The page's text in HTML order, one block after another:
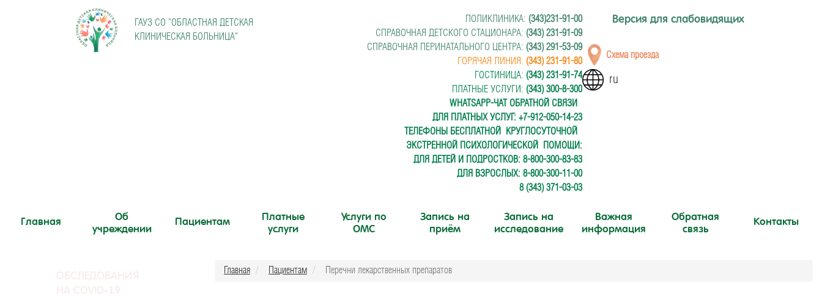
ГАУЗ СО "ОБЛАСТНАЯ ДЕТСКАЯ
КЛИНИЧЕСКАЯ БОЛЬНИЦА"
ПОЛИКЛИНИКА: (343)231-91-00
СПРАВОЧНАЯ ДЕТСКОГО СТАЦИОНАРА: (343) 231-91-09
СПРАВОЧНАЯ ПЕРИНАТАЛЬНОГО ЦЕНТРА: (343) 291-53-09
ГОРЯЧАЯ ЛИНИЯ: (343) 231-91-80
ГОСТИНИЦА: (343) 231-91-74
ПЛАТНЫЕ УСЛУГИ: (343) 300-8-300
WHATSAPP-ЧАТ ОБРАТНОЙ СВЯЗИ
ДЛЯ ПЛАТНЫХ УСЛУГ: +7-912-050-14-23
ТЕЛЕФОНЫ БЕСПЛАТНОЙ КРУГЛОСУТОЧНОЙ
ЭКСТРЕННОЙ ПСИХОЛОГИЧЕСКОЙ ПОМОЩИ:
ДЛЯ ДЕТЕЙ И ПОДРОСТКОВ: 8-800-300-83-83
ДЛЯ ВЗРОСЛЫХ: 8-800-300-11-00
8 (343) 371-03-03
Версия для слабовидящих
Схема проезда
ru
Главная
Об
учреждении
Пациентам
Платные
услуги
Услуги по
ОМС
Запись на
приём
Запись на
исследование
Важная
информация
Обратная
связь
Контакты
Главная Пациентам Перечни лекарственных препаратов